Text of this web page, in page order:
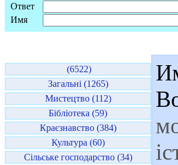
Ответ
Имя
(6522)
Загальні (1265)
Мистецтво (112)
Бібліотека (59)
Краєзнавство (384)
Культура (60)
Сільське господарство (34)